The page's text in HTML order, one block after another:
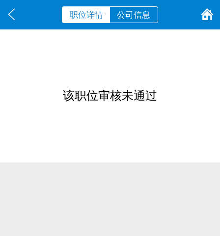
职位详情 公司信息
该职位审核未通过